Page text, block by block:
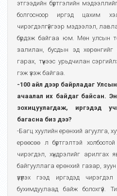
этгээдийн бүртгэлийн
болгосноор иргэд цахим
чирэгдэлгүйгээр мэдээлэл,
бүрдэж байгаа юм. Мөн улсын
залилан, бусдын эд
гарах, түүнээс урьдчилан
гэж үзэж байгаа.
-100 айл дээр байрладаг Улсын
ачаалал их байдаг байсан.
зохицуулагдаж, иргэдэд
багасна биз дээ?
-Багц хуулийн ерөнхий агуулга,
ерөөсөө л бүртгэлтэй
чирэгдэл, хүндрэлийг арилгах
байгууллага ерөнхий газар, зуун
үзүүлэх гээд иргэдэд
бухимдуулаад байж болохгүй.